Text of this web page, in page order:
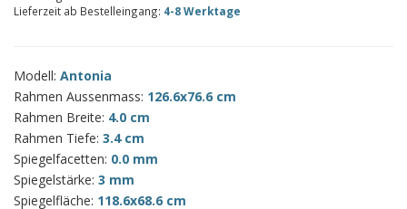
Lieferzeit ab Bestelleingang: 4-8 Werktage
Modell: Antonia
Rahmen Aussenmass: 126.6x76.6 cm
Rahmen Breite: 4.0 cm
Rahmen Tiefe: 3.4 cm
Spiegelfacetten: 0.0 mm
Spiegelstärke: 3 mm
Spiegelfläche: 118.6x68.6 cm